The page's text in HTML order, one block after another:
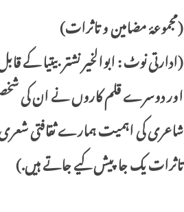
(مجموعۂ مضامین و تاثرات)
اور دوسرے قلم کاروں نے ان کی
شاعری کی اہمیت ہمارے ثقافتی
تاثرات یک جا پیش کیے جاتے ہیں.)